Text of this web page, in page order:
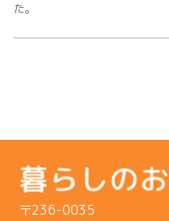
た。
〒236-0035